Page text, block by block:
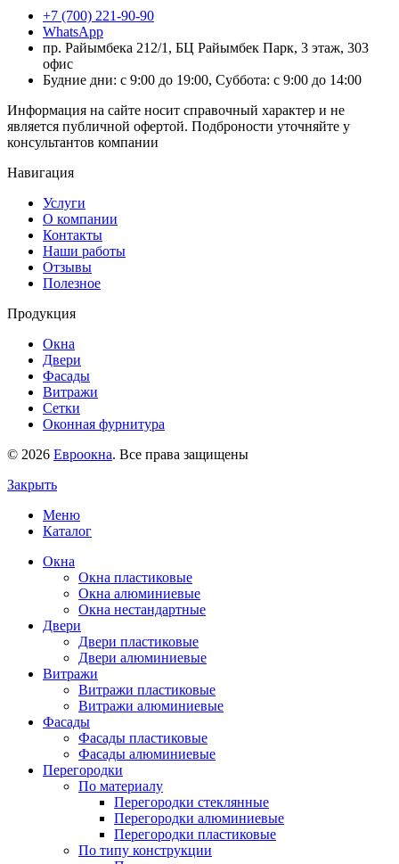
+7 (700) 221-90-90
WhatsApp
пр. Райымбека 212/1, БЦ Райымбек Парк, 3 этаж, 303
офис
Будние дни: с 9:00 до 19:00, Суббота: с 9:00 до 14:00
Информация на сайте носит справочный характер и не
является публичной офертой. Подброности уточняйте у
консультантов компании
Навигация
Услуги
О компании
Контакты
Наши работы
Отзывы
Полезное
Продукция
Окна
Двери
Фасады
Витражи
Сетки
Оконная фурнитура
© 2026 Евроокна. Все права защищены
Закрыть
Меню
Каталог
Окна
Окна пластиковые
Окна алюминиевые
Окна нестандартные
Двери
Двери пластиковые
Двери алюминиевые
Витражи
Витражи пластиковые
Витражи алюминиевые
Фасады
Фасады пластиковые
Фасады алюминиевые
Перегородки
По материалу
Перегородки стеклянные
Перегородки алюминиевые
Перегородки пластиковые
По типу конструкции